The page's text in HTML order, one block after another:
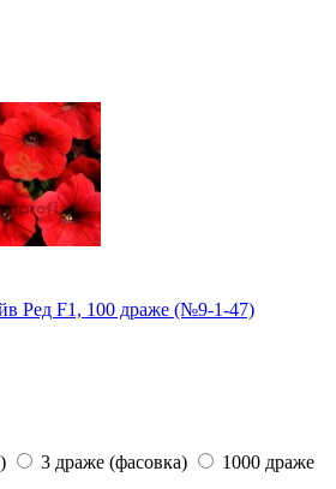
Ред F1, 100 драже (№9-1-47)
3 драже (фасовка)
1000 драже